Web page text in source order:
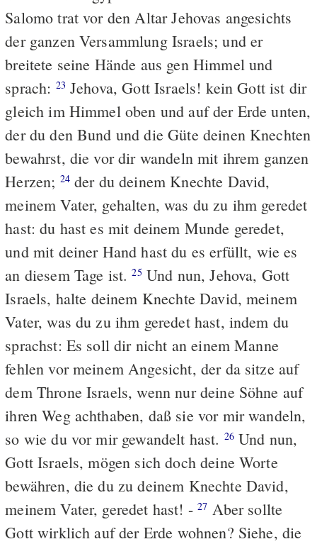
Salomo trat vor den Altar Jehovas angesichts
der ganzen Versammlung Israels; und er
breitete seine Hände aus gen Himmel und
sprach: 23 Jehova, Gott Israels! kein Gott ist dir
gleich im Himmel oben und auf der Erde unten,
der du den Bund und die Güte deinen Knechten
bewahrst, die vor dir wandeln mit ihrem ganzen
Herzen; 24der du deinem Knechte David,
meinem Vater, gehalten, was du zu ihm geredet
hast: du hast es mit deinem Munde geredet,
und mit deiner Hand hast du es erfüllt, wie es
an diesem Tage ist.25 Und nun, Jehova, Gott
Israels, halte deinem Knechte David, meinem
Vater, was du zu ihm geredet hast, indem du
sprachst: Es soll dir nicht an einem Manne
fehlen vor meinem Angesicht, der da sitze auf
dem Throne Israels, wenn nur deine Söhne auf
ihren Weg achthaben, daß sie vor mir wandeln,
so wie du vor mir gewandelt hast. 26 Und nun,
Gott Israels, mögen sich doch deine Worte
bewähren, die du zu deinem Knechte David,
meinem Vater, geredet hast! -27 Aber sollte
Gott wirklich auf der Erde wohnen? Siehe, die